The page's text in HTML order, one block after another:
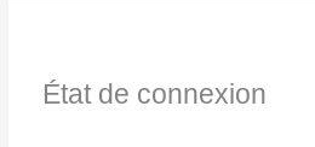
État de connexion